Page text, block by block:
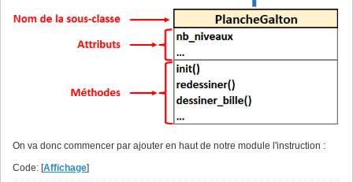
On va donc commencer par ajouter en haut de notre module l'instruction :
Code: [Affichage]